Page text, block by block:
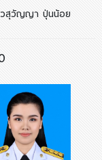
วสุวัญญา ปุ่นน้อย